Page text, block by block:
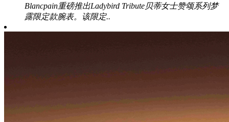
Blancpain重磅推出Ladybird Tribute贝蒂女士赞颂系列梦
露限定款腕表。该限定..